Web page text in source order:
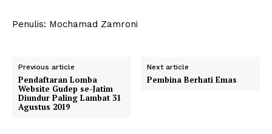
Penulis: Mochamad Zamroni
Previous article
Pendaftaran Lomba
Website Gudep se-Jatim
Diundur Paling Lambat 31
Agustus 2019
Next article
Pembina Berhati Emas